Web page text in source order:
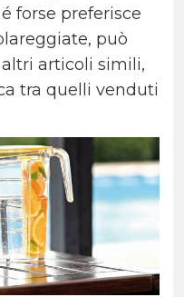
forse preferisce
può
articoli simili,
tra quelli venduti